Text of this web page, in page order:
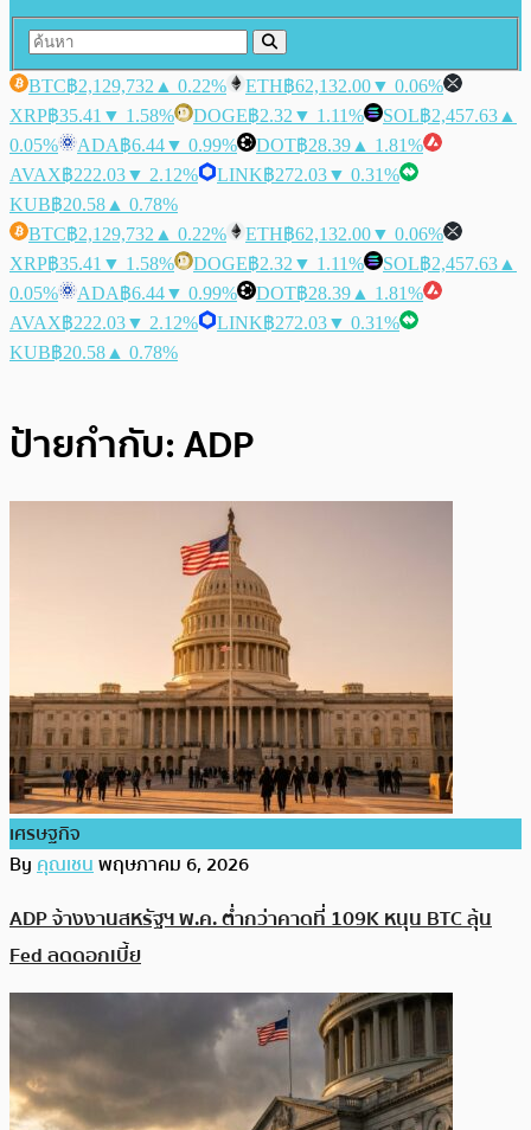
BTC฿2,129,732 ▲ 0.22% ETH฿62,132.00▼ 0.06%
XRP฿35.41 ▼ 1.58% DOGE฿2.32 ▼ 1.11% SOL฿2,457.63 ▲
0.05%
ADA฿6.44▼ 0.99% DOT฿28.39 ▲ 1.81%
AVAX฿222.03▼ 2.12% LINK฿272.03▼ 0.31%
KUB฿20.58 ▲ 0.78%
BTC฿2,129,732 ▲ 0.22% ETH฿62,132.00▼ 0.06%
XRP฿35.41 ▼ 1.58% DOGE฿2.32 ▼ 1.11% SOL฿2,457.63 ▲
0.05%
ADA฿6.44▼ 0.99% DOT฿28.39 ▲ 1.81%
AVAX฿222.03▼ 2.12% LINK฿272.03▼ 0.31%
KUB฿20.58 ▲ 0.78%
ป้ายกำกับ:ADP
เศรษฐกิจ
Byคุณเชนพฤษภาคม 6, 2026
ADP จ้างงานสหรัฐฯ พ.ค. ต่ำกว่าคาดที่ 109K หนุน BTC ลุ้น
Fed ลดดอกเบี้ย